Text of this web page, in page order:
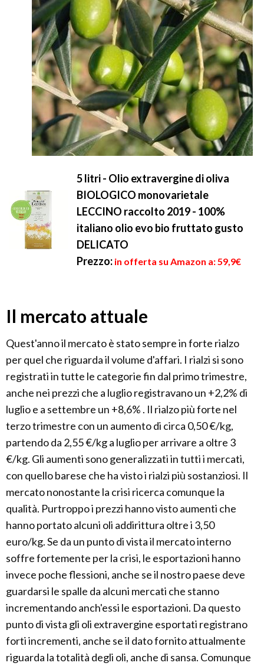
5 litri - Olio extravergine di oliva
BIOLOGICO monovarietale
LECCINO raccolto 2019 - 100%
italiano olio evo bio fruttato gusto
DELICATO
Prezzo: in offerta su Amazon a: 59,9€
Il mercato attuale
Quest'anno il mercato è stato sempre in forte rialzo
per quel che riguarda il volume d'affari. I rialzi si sono
registrati in tutte le categorie fin dal primo trimestre,
anche nei prezzi che a luglio registravano un +2,2% di
luglio e a settembre un +8,6% . Il rialzo più forte nel
terzo trimestre con un aumento di circa 0,50 €/kg,
partendo da 2,55 €/kg a luglio per arrivare a oltre 3
€/kg. Gli aumenti sono generalizzati in tutti i mercati,
con quello barese che ha visto i rialzi più sostanziosi. Il
mercato nonostante la crisi ricerca comunque la
qualità. Purtroppo i prezzi hanno visto aumenti che
hanno portato alcuni oli addirittura oltre i 3,50
euro/kg. Se da un punto di vista il mercato interno
soffre fortemente per la crisi, le esportazioni hanno
invece poche flessioni, anche se il nostro paese deve
guardarsi le spalle da alcuni mercati che stanno
incrementando anch'essi le esportazioni. Da questo
punto di vista gli oli extravergine esportati registrano
forti incrementi, anche se il dato fornito attualmente
riguarda la totalità degli oli, anche di sansa. Comunque